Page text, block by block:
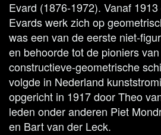
Evard (1876-1972). Vanaf
Evards werk zich op
was een van de eerste niet-
en behoorde tot de pioniers
constructieve-geometrische
volgde in Nederland
opgericht in 1917 door Theo
leden onder anderen Piet
en Bart van der Leck.